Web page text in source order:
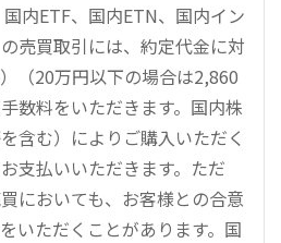
内ETF、国内ETN、国内イン
売買取引には、約定代金に対
（20万円以下の場合は2,860
数料をいただきます。国内株
含む）によりご購入いただく
支払いいただきます。ただ
においても、お客様との合意
いただくことがあります。国